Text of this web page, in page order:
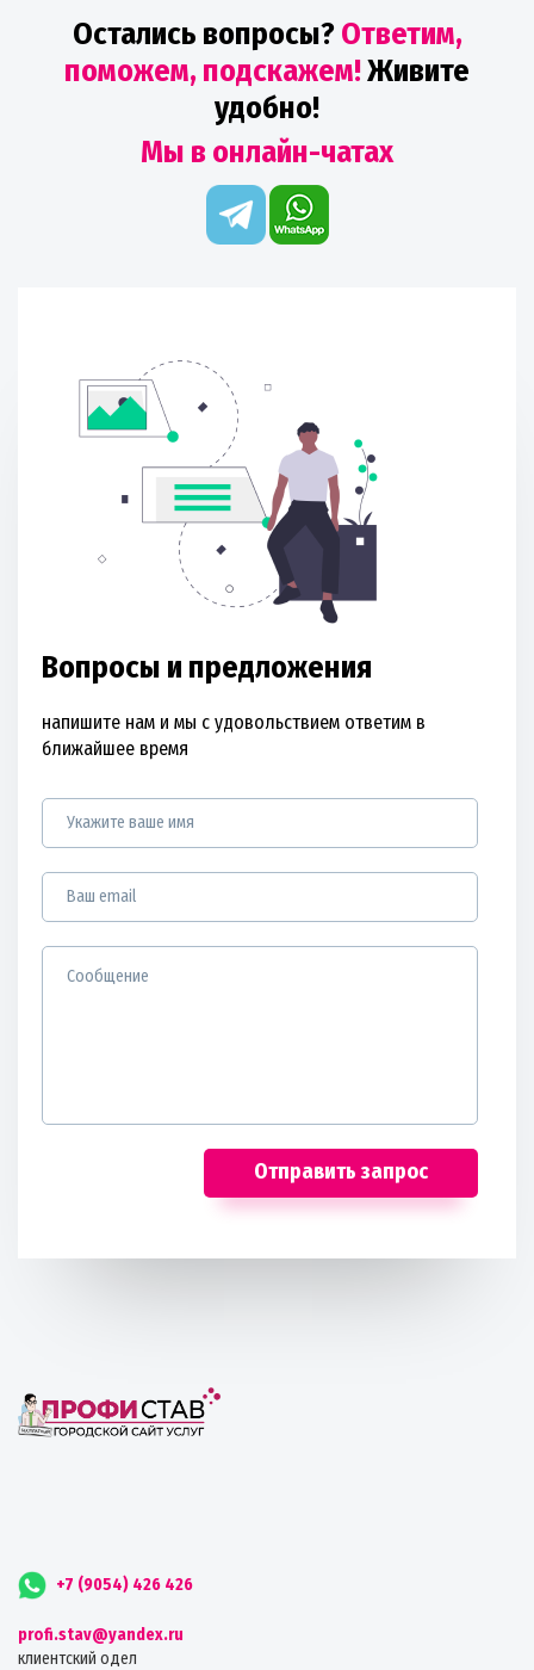
Остались вопросы?Ответим,
поможем, подскажем!Живите
удобно!
Мы в онлайн-чатах
Вопросы и предложения
напишите нам и мы с удовольствием ответим в
ближайшее время
Отправить запрос
+7 (9054) 426 426
profi.stav@yandex.ru
клиентский одел